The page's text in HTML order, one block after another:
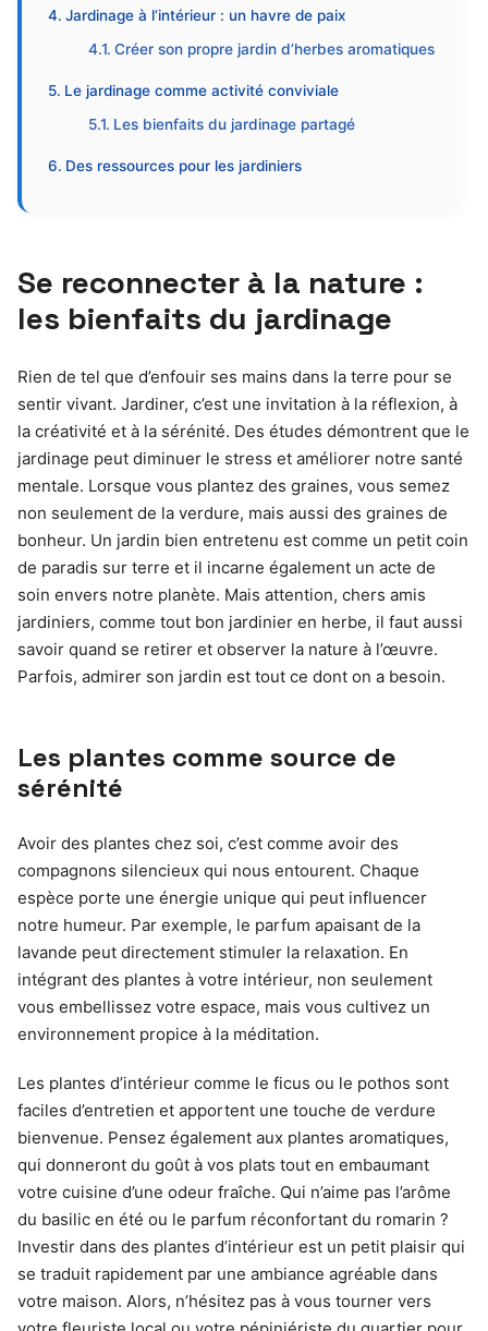
Jardinage à l’intérieur : un havre de paix
Créer son propre jardin d’herbes aromatiques
Le jardinage comme activité conviviale
Les bienfaits du jardinage partagé
Des ressources pour les jardiniers
Se reconnecter à la nature :
les bienfaits du jardinage
Rien de tel que d’enfouir ses mains dans la terre pour se
sentir vivant. Jardiner, c’est une invitation à la réflexion, à
la créativité et à la sérénité. Des études démontrent que le
jardinage peut diminuer le stress et améliorer notre santé
mentale. Lorsque vous plantez des graines, vous semez
non seulement de la verdure, mais aussi des graines de
bonheur. Un jardin bien entretenu est comme un petit coin
de paradis sur terre et il incarne également un acte de
soin envers notre planète. Mais attention, chers amis
jardiniers, comme tout bon jardinier en herbe, il faut aussi
savoir quand se retirer et observer la nature à l’œuvre.
Parfois, admirer son jardin est tout ce dont on a besoin.
Les plantes comme source de
sérénité
Avoir des plantes chez soi, c’est comme avoir des
compagnons silencieux qui nous entourent. Chaque
espèce porte une énergie unique qui peut influencer
notre humeur. Par exemple, le parfum apaisant de la
lavande peut directement stimuler la relaxation. En
intégrant des plantes à votre intérieur, non seulement
vous embellissez votre espace, mais vous cultivez un
environnement propice à la méditation.
Les plantes d’intérieur comme le ficus ou le pothos sont
faciles d’entretien et apportent une touche de verdure
bienvenue. Pensez également aux plantes aromatiques,
qui donneront du goût à vos plats tout en embaumant
votre cuisine d’une odeur fraîche. Qui n’aime pas l’arôme
du basilic en été ou le parfum réconfortant du romarin ?
Investir dans des plantes d’intérieur est un petit plaisir qui
se traduit rapidement par une ambiance agréable dans
votre maison. Alors, n’hésitez pas à vous tourner vers